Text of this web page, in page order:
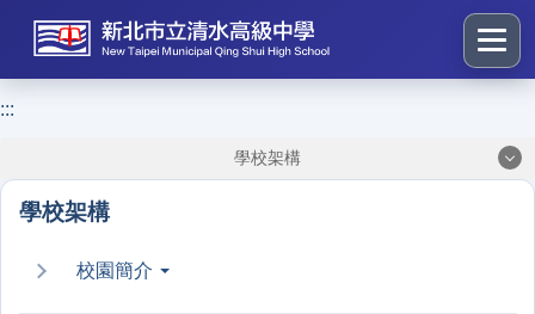
到
塊
:::
學校架構
學校架構
校園簡介